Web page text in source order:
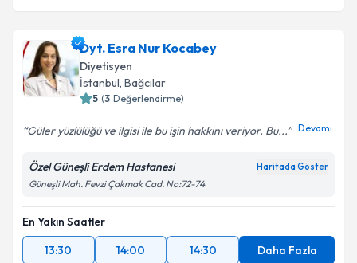
Dyt. Esra Nur Kocabey
Diyetisyen
İstanbul , Bağcılar
5 (3 Değerlendirme)
Güler yüzlülüğü ve ilgisi ile bu işin hakkını veriyor. Bu... Devamı
Özel Güneşli Erdem Hastanesi Haritada Göster
Güneşli Mah. Fevzi Çakmak Cad. No:72-74
En Yakın Saatler
13:30
14:00 14:30 Daha Fazla